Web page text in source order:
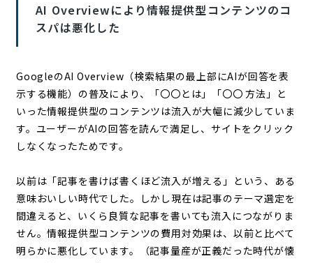
AI Overviewにより情報提供型コンテンツのコ
スパは悪化した
GoogleのAI Overview（検索結果の最上部にAIが回答を表
示する機能）の普及により、「〇〇とは」「〇〇 方法」と
いった情報提供型のコンテンツは流入が大幅に減少していま
す。ユーザーがAIの回答を読んで満足し、サイトをクリック
しなくなったためです。
以前は「記事を書けば書くほど流入が増える」という、ある
意味おいしい時代でした。しかし現在は記事のテーマ選定を
間違えると、いくら良質な記事を書いても流入につながりま
せん。情報提供型コンテンツの費用対効果は、以前と比べて
明らかに悪化しています。（記事量産が正義だった時代が懐